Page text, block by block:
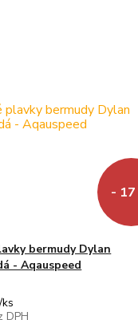
-
bermudy Dylan
- Aqauspeed
/ks
DPH